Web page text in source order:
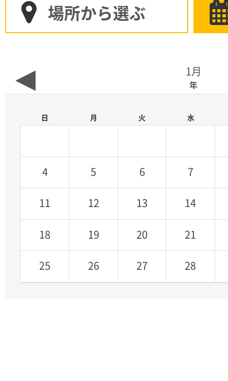
よくある質問
場所から選ぶ
1月
年
日 月 火 水
4 5 6 7
11 12 13 14
18 19 20 21
25 26 27 28